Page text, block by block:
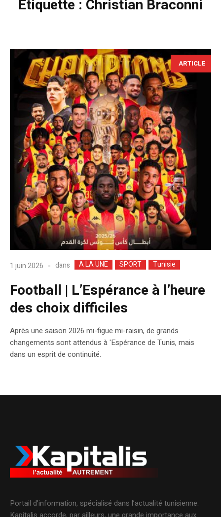
Étiquette : Christian Braconni
ARTICLE
1 juin 2026 dans A LA UNE SPORT Tunisie
Football | L’Espérance à l’heure
des choix difficiles
Après une saison 2026 mi-figue mi-raisin, de grands
changements sont attendus à 'Espérance de Tunis, mais
dans un esprit de continuité.
Portail d’information, spécialisé dans l’actualité tunisienne.